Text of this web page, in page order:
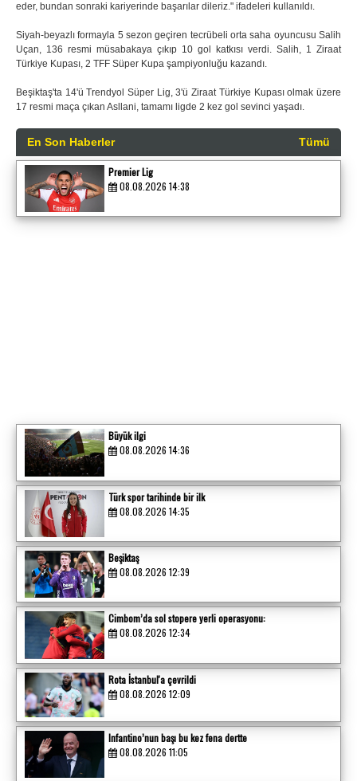
eder, bundan sonraki kariyerinde başarılar dileriz." ifadeleri kullanıldı.
Siyah-beyazlı formayla 5 sezon geçiren tecrübeli orta saha oyuncusu Salih
Uçan, 136 resmi müsabakaya çıkıp 10 gol katkısı verdi. Salih, 1 Ziraat
Türkiye Kupası, 2 TFF Süper Kupa şampiyonluğu kazandı.
Beşiktaş'ta 14'ü Trendyol Süper Lig, 3'ü Ziraat Türkiye Kupası olmak üzere
17 resmi maça çıkan Asllani, tamamı ligde 2 kez gol sevinci yaşadı.
En Son Haberler Tümü
Premier Lig
08.08.2026 14:38
Büyük ilgi
08.08.2026 14:36
Türk spor tarihinde bir ilk
08.08.2026 14:35
Beşiktaş
08.08.2026 12:39
Cimbom’da sol stopere yerli operasyonu:
08.08.2026 12:34
Rota İstanbul'a çevrildi
08.08.2026 12:09
Infantino’nun başı bu kez fena dertte
08.08.2026 11:05